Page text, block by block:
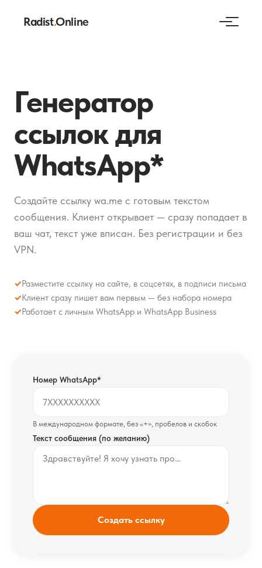
Radist.Online
Генератор
ссылок для
WhatsApp*
Создайте ссылку wa.me с готовым текстом
сообщения. Клиент открывает — сразу попадает в
ваш чат, текст уже вписан. Без регистрации и без
VPN.
✓Разместите ссылку на сайте, в соцсетях, в подписи письма
✓Клиент сразу пишет вам первым — без набора номера
✓Работает с личным WhatsApp и WhatsApp Business
Номер WhatsApp*
В международном формате, без «+», пробелов и скобок
Текст сообщения (по желанию)
Создать ссылку